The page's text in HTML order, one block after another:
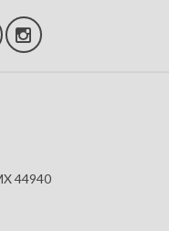
44940